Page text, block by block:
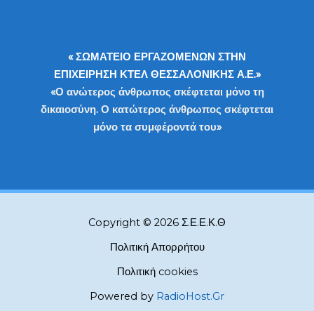
« ΣΩΜΑΤΕΙΟ ΕΡΓΑΖΟΜΕΝΩΝ ΣΤΗΝ
ΕΠΙΧΕΙΡΗΣΗ ΚΤΕΛ ΘΕΣΣΑΛΟΝΙΚΗΣ Α.Ε.»
«Ο ανώτερος άνθρωπος σκέφτεται μόνο τη
δικαιοσύνη. Ο κατώτερος άνθρωπος σκέφτεται
μόνο τα συμφέροντά του»
Copyright © 2026 Σ.Ε.Ε.Κ.Θ
Πολιτική Απορρήτου
Πολιτική cookies
Powered by RadioHost.Gr